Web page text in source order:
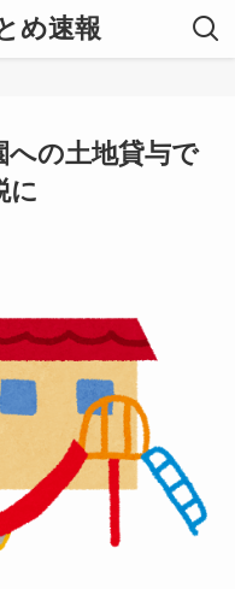
め速報
への土地貸与で
に